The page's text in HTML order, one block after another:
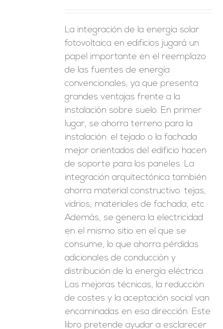
La integración de la energía solar
fotovoltaica en edificios jugará un
papel importante en el reemplazo
de las fuentes de energía
convencionales, ya que presenta
grandes ventajas frente a la
instalación sobre suelo. En primer
lugar, se ahorra terreno para la
instalación: el tejado o la fachada
mejor orientados del edificio hacen
de soporte para los paneles. La
integración arquitectónica también
ahorra material constructivo: tejas,
vidrios, materiales de fachada, etc.
Además, se genera la electricidad
en el mismo sitio en el que se
consume, lo que ahorra pérdidas
adicionales de conducción y
distribución de la energía eléctrica.
Las mejoras técnicas, la reducción
de costes y la aceptación social van
encaminadas en esa dirección. Este
libro pretende ayudar a esclarecer